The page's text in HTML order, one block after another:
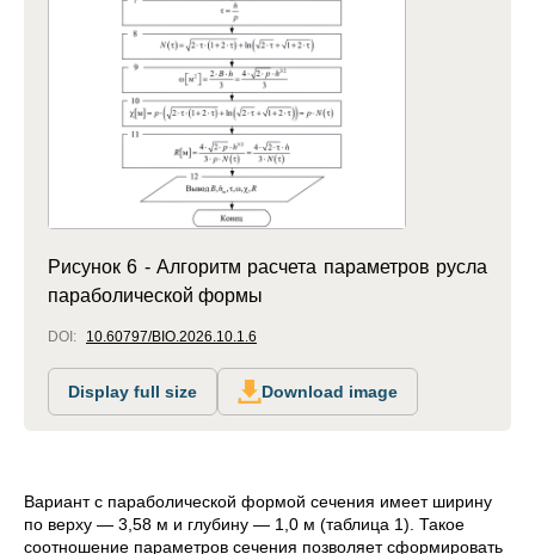
Рисунок 6 - Алгоритм расчета параметров русла
параболической формы
DOI: 10.60797/BIO.2026.10.1.6
Display full size Download image
Вариант с параболической формой сечения имеет ширину
по верху — 3,58 м и глубину — 1,0 м (таблица 1). Такое
соотношение параметров сечения позволяет сформировать